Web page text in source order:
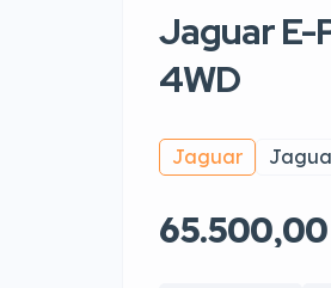
Jaguar E-
4WD
Jaguar